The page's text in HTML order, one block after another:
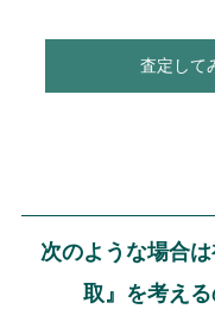
査定して
次のような場合
取』を考える